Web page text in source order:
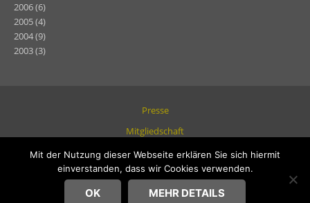
2006(6)
2005(4)
2004(9)
2003(3)
Presse
Mitgliedschaft
Datenschutz
Impressum
© 2020 Pferdezuchtverein Aller-Leine e.V.
Mit der Nutzung dieser Webseite erklären Sie sich hiermit
einverstanden, dass wir Cookies verwenden.
OK MEHR DETAILS